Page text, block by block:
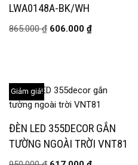
LWA0148A-BK/WH
865.000₫ 606.000 ₫
Giảm giá!
ĐÈN LED 355DECOR GẮN
TƯỜNG NGOÀI TRỜI VNT81